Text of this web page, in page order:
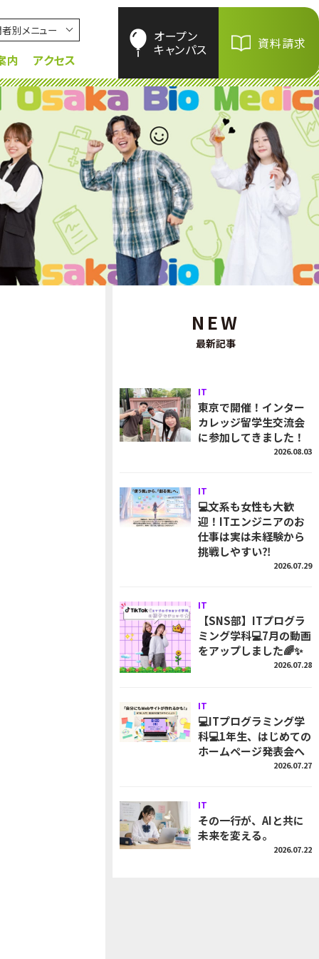
別メニュー
内 アクセス
オープン
キャンパス 資料請求
NEW
最新記事
IT
東京で開催！インター
カレッジ留学生交流会
に参加してきました！
2026.08.03
IT
💻文系も女性も大歓
迎！ITエンジニアのお
仕事は実は未経験から
挑戦しやすい⁈
2026.07.29
IT
【SNS部】ITプログラ
ミング学科💻7月の動画
をアップしました🌈✨
2026.07.28
IT
💻ITプログラミング学
科💻1年生、はじめての
ホームページ発表会へ
2026.07.27
IT
その一行が、AIと共に
未来を変える。
2026.07.22